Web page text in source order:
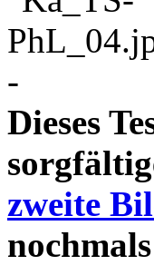
-
Dieses
zweite